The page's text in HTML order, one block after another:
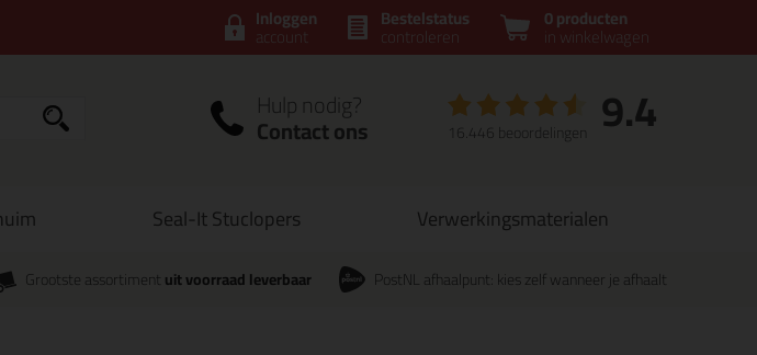
0 producten
in winkelwagen
Bestelstatus
controleren
Inloggen
account
Hulp nodig?
Contact ons 9.4
16.446 beoordelingen
Seal-It Stuclopers Verwerkingsmaterialen
Grootste assortiment uit voorraad leverbaar PostNL afhaalpunt: kies zelf wanneer je afhaalt